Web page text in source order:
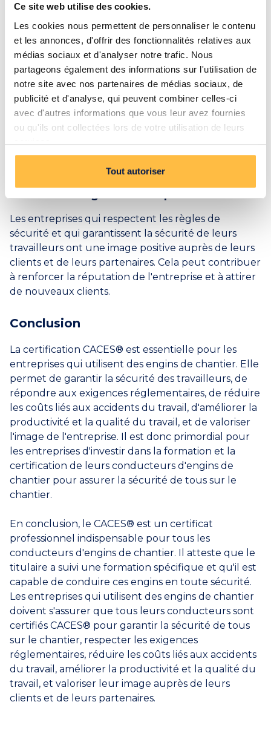
Ce site web utilise des cookies.
Les cookies nous permettent de personnaliser le contenu
et les annonces, d'offrir des fonctionnalités relatives aux
médias sociaux et d'analyser notre trafic. Nous
partageons également des informations sur l'utilisation de
notre site avec nos partenaires de médias sociaux, de
publicité et d'analyse, qui peuvent combiner celles-ci
avec d'autres informations que vous leur avez fournies
ou qu'ils ont collectées lors de votre utilisation de leurs
services.
Tout autoriser
sécurité, les entreprises peuvent réduire les coûts
liés aux accidents du travail.
Améliorer la productivité et la qualité du
travail
Les conducteurs d'engins de chantier certifiés sont
plus efficaces et plus productifs que ceux qui ne le
sont pas. En connaissant parfaitement les règles de
conduite et en utilisant les engins de manière
Les entreprises qui respectent les règles de
sécurité et qui garantissent la sécurité de leurs
travailleurs ont une image positive auprès de leurs
clients et de leurs partenaires. Cela peut contribuer
à renforcer la réputation de l'entreprise et à attirer
de nouveaux clients.
Conclusion
La certification CACES® est essentielle pour les
entreprises qui utilisent des engins de chantier. Elle
permet de garantir la sécurité des travailleurs, de
répondre aux exigences réglementaires, de réduire
les coûts liés aux accidents du travail, d'améliorer la
productivité et la qualité du travail, et de valoriser
l'image de l'entreprise. Il est donc primordial pour
les entreprises d'investir dans la formation et la
certification de leurs conducteurs d'engins de
chantier pour assurer la sécurité de tous sur le
chantier.
En conclusion, le CACES® est un certificat
professionnel indispensable pour tous les
conducteurs d'engins de chantier. Il atteste que le
titulaire a suivi une formation spécifique et qu'il est
capable de conduire ces engins en toute sécurité.
Les entreprises qui utilisent des engins de chantier
doivent s'assurer que tous leurs conducteurs sont
certifiés CACES® pour garantir la sécurité de tous
sur le chantier, respecter les exigences
réglementaires, réduire les coûts liés aux accidents
du travail, améliorer la productivité et la qualité du
travail, et valoriser leur image auprès de leurs
clients et de leurs partenaires.